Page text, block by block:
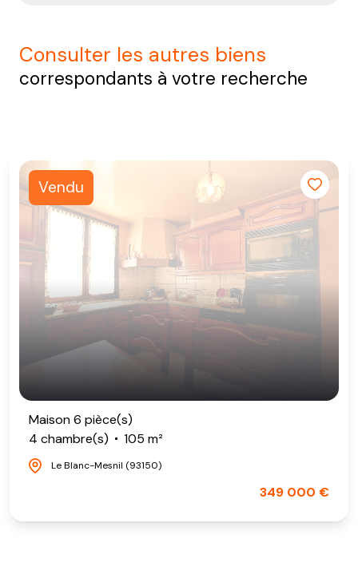
consulter les autres biens
correspondants à votre recherche
Vendu
Maison 6 pièce(s)
4 chambre(s)
105 m²
Le Blanc-Mesnil (93150)
349 000 €